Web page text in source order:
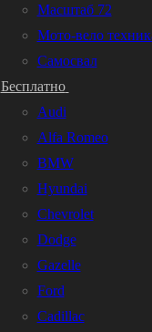
Масштаб 72
Мото-вело
Самосвал
Бесплатно
Audi
Alfa Romeo
BMW
Hyundai
Chevrolet
Dodge
Gazelle
Ford
Cadillac